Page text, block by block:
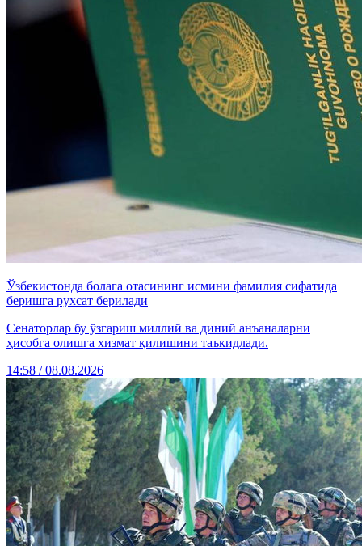
Ўзбекистонда болага отасининг исмини фамилия сифатида
беришга рухсат берилади
Сенаторлар бу ўзгариш миллий ва диний анъаналарни
ҳисобга олишга хизмат қилишини таъкидлади.
14:58 / 08.08.2026